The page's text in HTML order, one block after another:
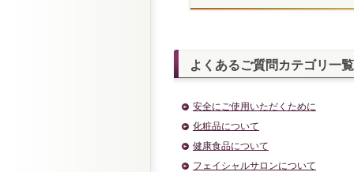
よくあるご質問カテゴリ一覧
安全にご使用いただくために
化粧品について
健康食品について
フェイシャルサロンについて